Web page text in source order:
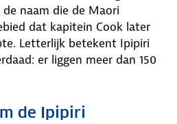
naam die de Maori
dat kapitein Cook later
Letterlijk betekent Ipipiri
er liggen meer dan 150
de Ipipiri